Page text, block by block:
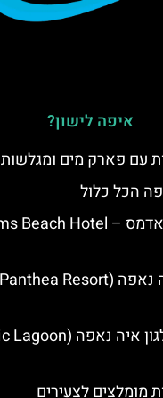
איפה לישון?
עם פארק מים ומגלשות
הכל כלול
מומלצים לצעירים